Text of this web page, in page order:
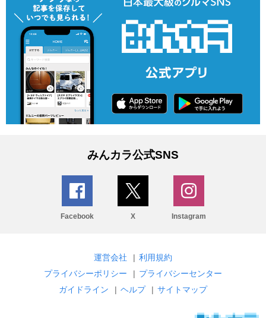
みんカラ公式SNS
Facebook X Instagram
運営会社 | 利用規約
プライバシーポリシー
| プライバシーセンター
ガイドライン
| ヘルプ | サイトマップ